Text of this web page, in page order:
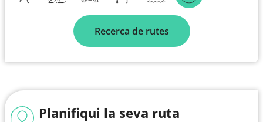
Recerca de rutes
Planifiqui la seva ruta